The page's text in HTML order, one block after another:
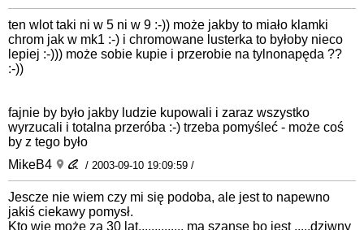
ten wlot taki ni w 5 ni w 9 :-)) może jakby to miało klamki
chrom jak w mk1 :-) i chromowane lusterka to byłoby nieco
lepiej :-))) może sobie kupie i przerobie na tylnonapęda ??
:-))
fajnie by było jakby ludzie kupowali i zaraz wszystko
wyrzucali i totalna przeróba :-) trzeba pomyśleć - może coś
by z tego było
MikeB4
/ 2003-09-10 19:09:59 /
Jescze nie wiem czy mi się podoba, ale jest to napewno
jakiś ciekawy pomysł.
Kto wie może za 30 lat.............. ma szanse bo jest .....dziwny